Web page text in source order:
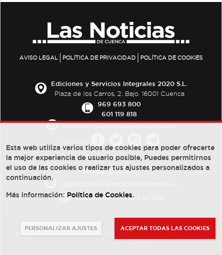
AVISO LEGAL POLÍTICA DE PRIVACIDAD POLÍTICA DE COOKIES
Ediciones y Servicios Integrales 2020 S.L.
Plaza de los Carros, 2. Bajo. 16001 Cuenca
969 693 800
601 119 818
PUBLICIDAD:
684 126 573/670 726 392
Esta web utiliza varios tipos de cookies para poder ofrecerte
la mejor experiencia de usuario posible, Puedes permitirnos
el uso de las cookies o realizar tus ajustes personalizados a
continuación.
Más información: Política de Cookies.
PERSONALIZAR AJUSTES ACEPTAR TODAS LAS COOKIES